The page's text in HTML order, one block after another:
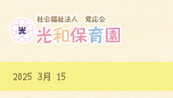
2025 3月 15